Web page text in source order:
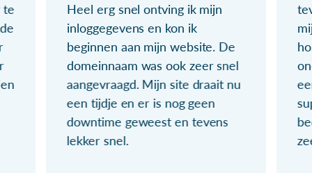
te
Heel erg snel ontving ik mijn
inloggegevens en kon ik
beginnen aan mijn website. De
domeinnaam was ook zeer snel
aangevraagd. Mijn site draait nu
een tijdje en er is nog geen
downtime geweest en tevens
lekker snel.